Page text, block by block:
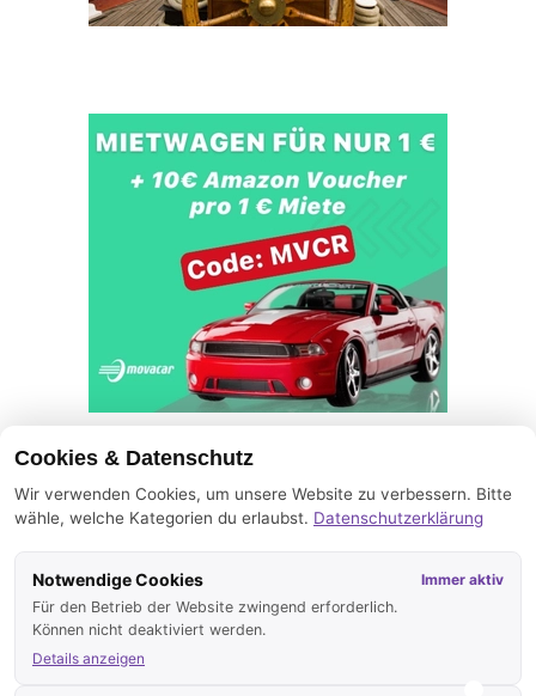
Statistisches
759 (mit 15.685 Bildern), 0 weitere in Prüfung
Davon in den letzten 24 Stunden neu:6 neue Objekte
Registrierte Benutzer:
Cookies & Datenschutz
Wir verwenden Cookies, um unsere Website zu verbessern. Bitte
wähle, welche Kategorien du erlaubst. Datenschutzerklärung
Notwendige Cookies
Für den Betrieb der Website zwingend erforderlich.
Können nicht deaktiviert werden.
Immer aktiv
Details anzeigen